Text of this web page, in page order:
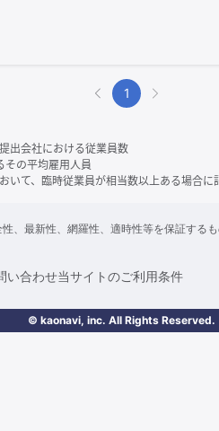
1
出会社における従業員数
その平均雇用人員
いて、臨時従業員が相当数以上ある場合に
、最新性、網羅性、適時性等を保証する
い合わせ当サイトのご利用条件
© kaonavi, inc. All Rights Reserved.